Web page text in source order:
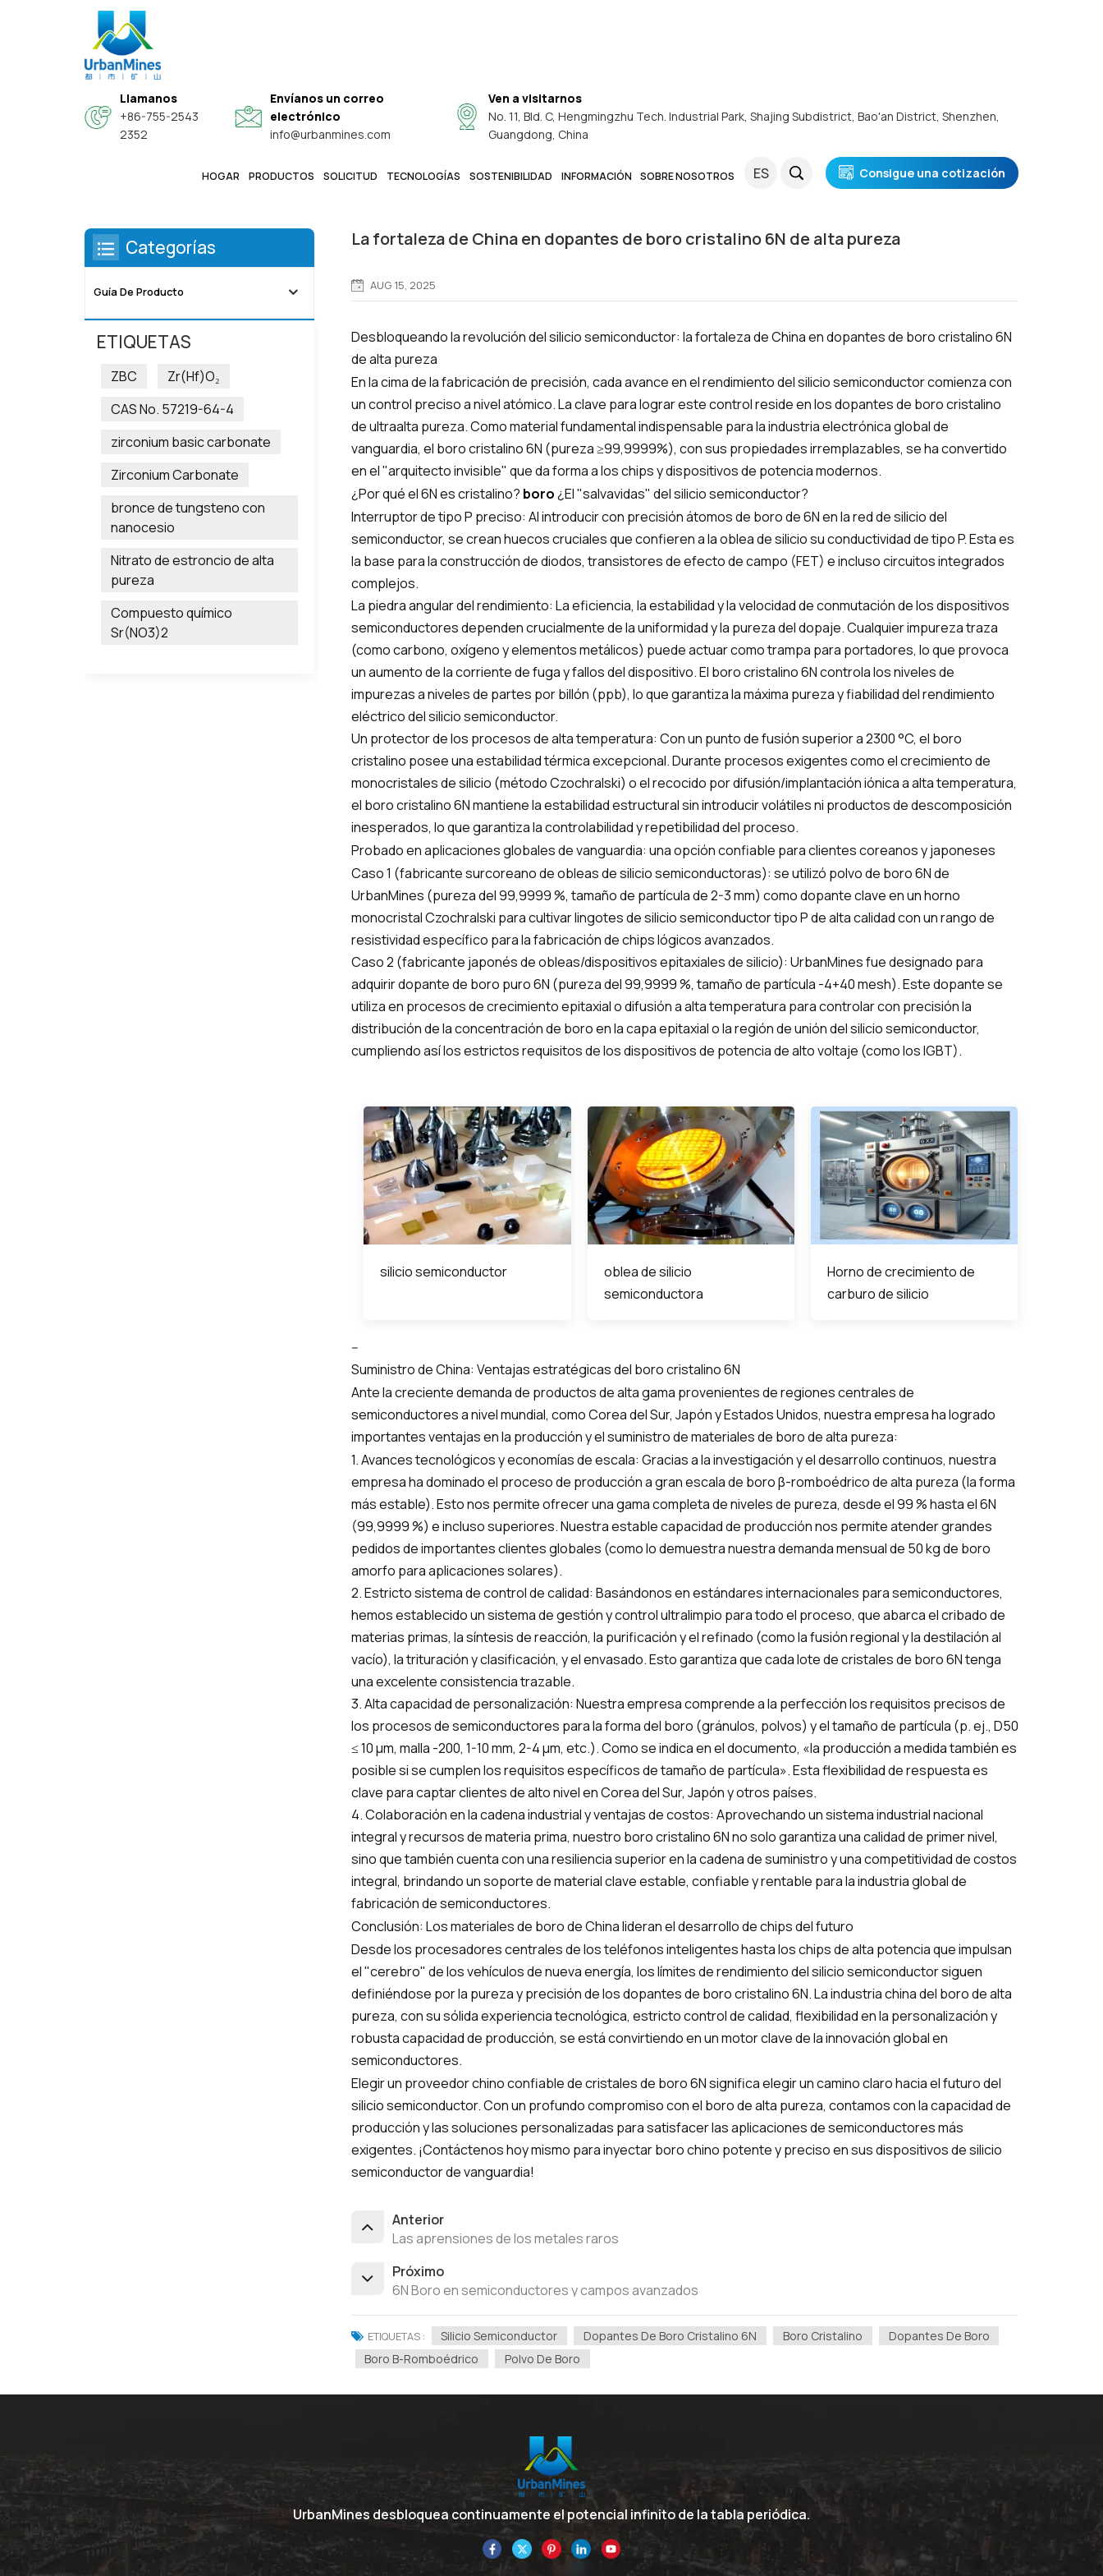
Llamanos
+86-755-2543
2352
Envíanos un correo
electrónico
info@urbanmines.com
Ven a visitarnos
No. 11, Bld. C, Hengmingzhu Tech. Industrial Park, Shajing Subdistrict, Bao'an District, Shenzhen,
Guangdong, China
HOGAR PRODUCTOS SOLICITUD TECNOLOGÍAS SOSTENIBILIDAD INFORMACIÓN SOBRE NOSOTROS ES Consigue una cotización
Guía De Producto
Estás Dentro : / Hogar / Guía De Producto / La Fortaleza De China En Dopantes De Boro Cristalino 6N De Alta Pureza
La fortaleza de China en dopantes de boro cristalino 6N de alta pureza
AUG 15, 2025
Desbloqueando la revolución del silicio semiconductor: la fortaleza de China en dopantes de boro cristalino 6N
de alta pureza
En la cima de la fabricación de precisión, cada avance en el rendimiento del silicio semiconductor comienza con
un control preciso a nivel atómico. La clave para lograr este control reside en los dopantes de boro cristalino
de ultraalta pureza. Como material fundamental indispensable para la industria electrónica global de
vanguardia, el boro cristalino 6N (pureza ≥99,9999%), con sus propiedades irremplazables, se ha convertido
en el "arquitecto invisible" que da forma a los chips y dispositivos de potencia modernos.
¿Por qué el 6N es cristalino? boro¿El "salvavidas" del silicio semiconductor?
Interruptor de tipo P preciso: Al introducir con precisión átomos de boro de 6N en la red de silicio del
semiconductor, se crean huecos cruciales que confieren a la oblea de silicio su conductividad de tipo P. Esta es
la base para la construcción de diodos, transistores de efecto de campo (FET) e incluso circuitos integrados
complejos.
La piedra angular del rendimiento: La eficiencia, la estabilidad y la velocidad de conmutación de los dispositivos
semiconductores dependen crucialmente de la uniformidad y la pureza del dopaje. Cualquier impureza traza
(como carbono, oxígeno y elementos metálicos) puede actuar como trampa para portadores, lo que provoca
un aumento de la corriente de fuga y fallos del dispositivo. El boro cristalino 6N controla los niveles de
impurezas a niveles de partes por billón (ppb), lo que garantiza la máxima pureza y fiabilidad del rendimiento
eléctrico del silicio semiconductor.
Un protector de los procesos de alta temperatura: Con un punto de fusión superior a 2300 °C, el boro
cristalino posee una estabilidad térmica excepcional. Durante procesos exigentes como el crecimiento de
monocristales de silicio (método Czochralski) o el recocido por difusión/implantación iónica a alta temperatura,
el boro cristalino 6N mantiene la estabilidad estructural sin introducir volátiles ni productos de descomposición
inesperados, lo que garantiza la controlabilidad y repetibilidad del proceso.
Probado en aplicaciones globales de vanguardia: una opción confiable para clientes coreanos y japoneses
Caso 1 (fabricante surcoreano de obleas de silicio semiconductoras): se utilizó polvo de boro 6N de
UrbanMines (pureza del 99,9999 %, tamaño de partícula de 2-3 mm) como dopante clave en un horno
monocristal Czochralski para cultivar lingotes de silicio semiconductor tipo P de alta calidad con un rango de
resistividad específico para la fabricación de chips lógicos avanzados.
Caso 2 (fabricante japonés de obleas/dispositivos epitaxiales de silicio): UrbanMines fue designado para
adquirir dopante de boro puro 6N (pureza del 99,9999 %, tamaño de partícula -4+40 mesh). Este dopante se
utiliza en procesos de crecimiento epitaxial o difusión a alta temperatura para controlar con precisión la
distribución de la concentración de boro en la capa epitaxial o la región de unión del silicio semiconductor,
cumpliendo así los estrictos requisitos de los dispositivos de potencia de alto voltaje (como los IGBT).
silicio semiconductor
oblea de silicio
semiconductora
Horno de crecimiento de
carburo de silicio
--
Suministro de China: Ventajas estratégicas del boro cristalino 6N
Ante la creciente demanda de productos de alta gama provenientes de regiones centrales de
semiconductores a nivel mundial, como Corea del Sur, Japón y Estados Unidos, nuestra empresa ha logrado
importantes ventajas en la producción y el suministro de materiales de boro de alta pureza:
1. Avances tecnológicos y economías de escala: Gracias a la investigación y el desarrollo continuos, nuestra
empresa ha dominado el proceso de producción a gran escala de boro β-romboédrico de alta pureza (la forma
más estable). Esto nos permite ofrecer una gama completa de niveles de pureza, desde el 99 % hasta el 6N
(99,9999 %) e incluso superiores. Nuestra estable capacidad de producción nos permite atender grandes
pedidos de importantes clientes globales (como lo demuestra nuestra demanda mensual de 50 kg de boro
amorfo para aplicaciones solares).
2. Estricto sistema de control de calidad: Basándonos en estándares internacionales para semiconductores,
hemos establecido un sistema de gestión y control ultralimpio para todo el proceso, que abarca el cribado de
materias primas, la síntesis de reacción, la purificación y el refinado (como la fusión regional y la destilación al
vacío), la trituración y clasificación, y el envasado. Esto garantiza que cada lote de cristales de boro 6N tenga
una excelente consistencia trazable.
3. Alta capacidad de personalización: Nuestra empresa comprende a la perfección los requisitos precisos de
los procesos de semiconductores para la forma del boro (gránulos, polvos) y el tamaño de partícula (p. ej., D50
≤ 10 μm, malla -200, 1-10 mm, 2-4 μm, etc.). Como se indica en el documento, «la producción a medida también es
posible si se cumplen los requisitos específicos de tamaño de partícula». Esta flexibilidad de respuesta es
clave para captar clientes de alto nivel en Corea del Sur, Japón y otros países.
4. Colaboración en la cadena industrial y ventajas de costos: Aprovechando un sistema industrial nacional
integral y recursos de materia prima, nuestro boro cristalino 6N no solo garantiza una calidad de primer nivel,
sino que también cuenta con una resiliencia superior en la cadena de suministro y una competitividad de costos
integral, brindando un soporte de material clave estable, confiable y rentable para la industria global de
fabricación de semiconductores.
Conclusión: Los materiales de boro de China lideran el desarrollo de chips del futuro
Desde los procesadores centrales de los teléfonos inteligentes hasta los chips de alta potencia que impulsan
el "cerebro" de los vehículos de nueva energía, los límites de rendimiento del silicio semiconductor siguen
definiéndose por la pureza y precisión de los dopantes de boro cristalino 6N. La industria china del boro de alta
pureza, con su sólida experiencia tecnológica, estricto control de calidad, flexibilidad en la personalización y
robusta capacidad de producción, se está convirtiendo en un motor clave de la innovación global en
semiconductores.
Elegir un proveedor chino confiable de cristales de boro 6N significa elegir un camino claro hacia el futuro del
silicio semiconductor. Con un profundo compromiso con el boro de alta pureza, contamos con la capacidad de
producción y las soluciones personalizadas para satisfacer las aplicaciones de semiconductores más
exigentes. ¡Contáctenos hoy mismo para inyectar boro chino potente y preciso en sus dispositivos de silicio
semiconductor de vanguardia!
Anterior
Las aprensiones de los metales raros
Próximo
6N Boro en semiconductores y campos avanzados
ETIQUETAS : Silicio Semiconductor Dopantes De Boro Cristalino 6N Boro Cristalino
Dopantes De Boro
Boro Β-Romboédrico
Polvo De Boro
Categorías
Guía De Producto
ETIQUETAS
ZBC
Zr(Hf)O₂
CAS No. 57219-64-4
zirconium basic carbonate
Zirconium Carbonate
bronce de tungsteno con
nanocesio
Nitrato de estroncio de alta
pureza
Compuesto químico
Sr(NO3)2
UrbanMines desbloquea continuamente el potencial infinito de la tabla periódica.